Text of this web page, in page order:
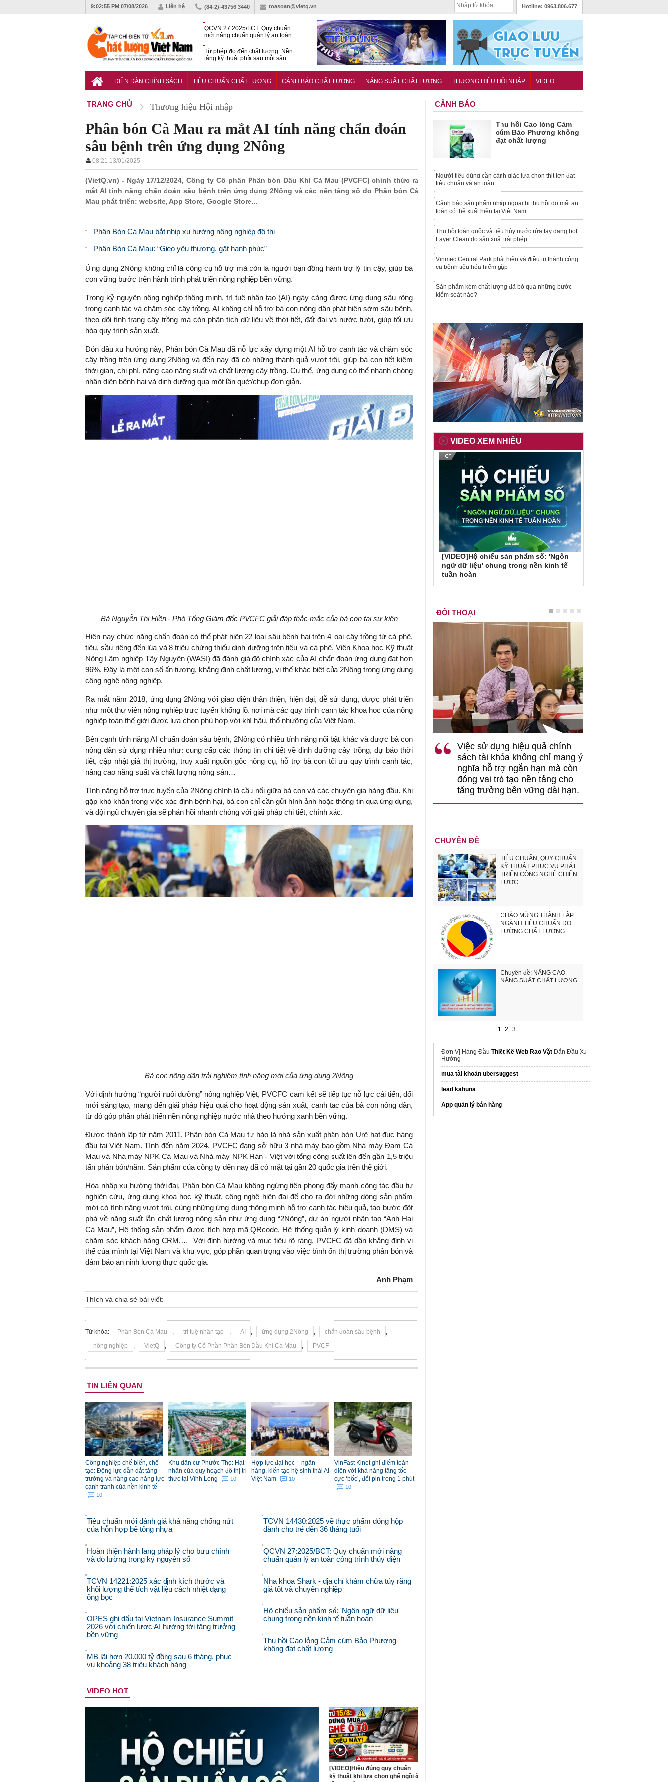
9:02:56 PM 07/08/2026 Liên hệ (84-2)-43756 3440 toasoan@vietq.vn Hotline: 0963.806.677
QCVN 27:2025/BCT: Quy chuẩn
mới nâng chuẩn quản lý an toàn
Từ phép đo đến chất lượng: Nền
tảng kỹ thuật phía sau mỗi sản
của quy hoạch đô thị tri thức tại
DIỄN ĐÀN CHÍNH SÁCH TIÊU CHUẨN CHẤT LƯỢNG CẢNH BÁO CHẤT LƯỢNG NĂNG SUẤT CHẤT LƯỢNG THƯƠNG HIỆU HỘI NHẬP VIDEO
TRANG CHỦ Thương hiệu Hội nhập
Phân bón Cà Mau ra mắt AI tính năng chẩn đoán
sâu bệnh trên ứng dụng 2Nông
08:21 13/01/2025
(VietQ.vn) - Ngày 17/12/2024, Công ty Cổ phần Phân bón Dầu Khí Cà Mau (PVCFC) chính thức ra
mắt AI tính năng chẩn đoán sâu bệnh trên ứng dụng 2Nông và các nền tảng số do Phân bón Cà
Mau phát triển: website, App Store, Google Store...
Phân Bón Cà Mau bắt nhịp xu hướng nông nghiệp đô thị
Phân Bón Cà Mau: “Gieo yêu thương, gặt hạnh phúc”
Ứng dụng 2Nông không chỉ là công cụ hỗ trợ mà còn là người bạn đồng hành trợ lý tin cậy, giúp bà
con vững bước trên hành trình phát triển nông nghiệp bền vững.
Trong kỷ nguyên nông nghiệp thông minh, trí tuệ nhân tạo (AI) ngày càng được ứng dụng sâu rộng
trong canh tác và chăm sóc cây trồng. AI không chỉ hỗ trợ bà con nông dân phát hiện sớm sâu bệnh,
theo dõi tình trạng cây trồng mà còn phân tích dữ liệu về thời tiết, đất đai và nước tưới, giúp tối ưu
hóa quy trình sản xuất.
Đón đầu xu hướng này, Phân bón Cà Mau đã nỗ lực xây dựng một AI hỗ trợ canh tác và chăm sóc
cây trồng trên ứng dụng 2Nông và đến nay đã có những thành quả vượt trội, giúp bà con tiết kiệm
thời gian, chi phí, nâng cao năng suất và chất lượng cây trồng. Cụ thể, ứng dụng có thể nhanh chóng
nhận diện bệnh hại và dinh dưỡng qua một lần quét/chụp đơn giản.
Bà Nguyễn Thị Hiền - Phó Tổng Giám đốc PVCFC giải đáp thắc mắc của bà con tại sự kiện
Hiện nay chức năng chẩn đoán có thể phát hiện 22 loại sâu bệnh hại trên 4 loại cây trồng từ cà phê,
tiêu, sầu riêng đến lúa và 8 triệu chứng thiếu dinh dưỡng trên tiêu và cà phê. Viện Khoa học Kỹ thuật
Nông Lâm nghiệp Tây Nguyên (WASI) đã đánh giá độ chính xác của AI chẩn đoán ứng dụng đạt hơn
96%. Đây là một con số ấn tượng, khẳng định chất lượng, vị thế khác biệt của 2Nông trong ứng dụng
công nghệ nông nghiệp.
Ra mắt năm 2018, ứng dụng 2Nông với giao diện thân thiện, hiện đại, dễ sử dụng, được phát triển
như một thư viện nông nghiệp trực tuyến khổng lồ, nơi mà các quy trình canh tác khoa học của nông
nghiệp toàn thế giới được lựa chọn phù hợp với khí hậu, thổ nhưỡng của Việt Nam.
Bên cạnh tính năng AI chuẩn đoán sâu bệnh, 2Nông có nhiều tính năng nổi bật khác và được bà con
nông dân sử dụng nhiều như: cung cấp các thông tin chi tiết về dinh dưỡng cây trồng, dự báo thời
tiết, cập nhật giá thị trường, truy xuất nguồn gốc nông cụ, hỗ trợ bà con tối ưu quy trình canh tác,
nâng cao năng suất và chất lượng nông sản…
Tính năng hỗ trợ trực tuyến của 2Nông chính là cầu nối giữa bà con và các chuyên gia hàng đầu. Khi
gặp khó khăn trong việc xác định bệnh hại, bà con chỉ cần gửi hình ảnh hoặc thông tin qua ứng dụng,
và đội ngũ chuyên gia sẽ phản hồi nhanh chóng với giải pháp chi tiết, chính xác.
Bà con nông dân trải nghiệm tính năng mới của ứng dụng 2Nông
Với định hướng “người nuôi dưỡng” nông nghiệp Việt, PVCFC cam kết sẽ tiếp tục nỗ lực cải tiến, đổi
mới sáng tạo, mang đến giải pháp hiệu quả cho hoạt động sản xuất, canh tác của bà con nông dân,
từ đó góp phần phát triển nền nông nghiệp nước nhà theo hướng xanh bền vững.
Được thành lập từ năm 2011, Phân bón Cà Mau tự hào là nhà sản xuất phân bón Urê hạt đục hàng
đầu tại Việt Nam. Tính đến năm 2024, PVCFC đang sở hữu 3 nhà máy bao gồm Nhà máy Đạm Cà
Mau và Nhà máy NPK Cà Mau và Nhà máy NPK Hàn - Việt với tổng công suất lên đến gần 1,5 triệu
tấn phân bón/năm. Sản phẩm của công ty đến nay đã có mặt tại gần 20 quốc gia trên thế giới.
Hòa nhập xu hướng thời đại, Phân bón Cà Mau không ngừng tiên phong đẩy mạnh công tác đầu tư
nghiên cứu, ứng dụng khoa học kỹ thuật, công nghệ hiện đại để cho ra đời những dòng sản phẩm
mới có tính năng vượt trội, cùng những ứng dụng thông minh hỗ trợ canh tác hiệu quả, tạo bước đột
phá về năng suất lẫn chất lượng nông sản như ứng dụng “2Nông”, dự án người nhân tạo “Anh Hai
Cà Mau”, Hệ thống sản phẩm được tích hợp mã QRcode, Hệ thống quản lý kinh doanh (DMS) và
chăm sóc khách hàng CRM,… Với định hướng và mục tiêu rõ ràng, PVCFC đã dần khẳng định vị
thế của mình tại Việt Nam và khu vực, góp phần quan trọng vào việc bình ổn thị trường phân bón và
đảm bảo an ninh lương thực quốc gia.
Anh Phạm
Thích và chia sẻ bài viết:
Từ khóa: Phân Bón Cà Mau , trí tuệ nhân tạo , AI , ứng dụng 2Nông , chẩn đoán sâu bệnh ,
nông nghiệp , VietQ , Công ty Cổ Phần Phân Bón Dầu Khí Cà Mau , PVCF
TIN LIÊN QUAN
Công nghiệp chế biến, chế
tạo: Động lực dẫn dắt tăng
trưởng và nâng cao năng lực
cạnh tranh của nền kinh tế
10
Khu dân cư Phước Thọ: Hạt
nhân của quy hoạch đô thị tri
thức tại Vĩnh Long
10
Hợp lực đại học – ngân
hàng, kiến tạo hệ sinh thái AI
Việt Nam
10
VinFast Kinet ghi điểm toàn
diện với khả năng tăng tốc
cực ‘bốc’, đổi pin trong 1 phút
10
Tiêu chuẩn mới đánh giá khả năng chống nứt
của hỗn hợp bê tông nhựa
Hoàn thiện hành lang pháp lý cho bưu chính
và đo lường trong kỷ nguyên số
TCVN 14221:2025 xác định kích thước và
khối lượng thể tích vật liệu cách nhiệt dạng
ống bọc
OPES ghi dấu tại Vietnam Insurance Summit
2026 với chiến lược AI hướng tới tăng trưởng
bền vững
MB lãi hơn 20.000 tỷ đồng sau 6 tháng, phục
vụ khoảng 38 triệu khách hàng
TCVN 14430:2025 về thực phẩm đóng hộp
dành cho trẻ đến 36 tháng tuổi
QCVN 27:2025/BCT: Quy chuẩn mới nâng
chuẩn quản lý an toàn công trình thủy điện
Nha khoa Shark - địa chỉ khám chữa tủy răng
giá tốt và chuyên nghiệp
Hộ chiếu sản phẩm số: 'Ngôn ngữ dữ liệu'
chung trong nền kinh tế tuần hoàn
Thu hồi Cao lỏng Cảm cúm Bảo Phương
không đạt chất lượng
VIDEO HOT
[VIDEO]Hiểu đúng quy chuẩn
kỹ thuật khi lựa chọn ghế ngồi ô
CẢNH BÁO
Thu hồi Cao lỏng Cảm
cúm Bảo Phương không
đạt chất lượng
Người tiêu dùng cần cảnh giác lựa chọn thịt lợn đạt
tiêu chuẩn và an toàn
Cảnh báo sản phẩm nhập ngoại bị thu hồi do mất an
toàn có thể xuất hiện tại Việt Nam
Thu hồi toàn quốc và tiêu hủy nước rửa tay dạng bọt
Layer Clean do sản xuất trái phép
Vinmec Central Park phát hiện và điều trị thành công
ca bệnh tiêu hóa hiếm gặp
Sản phẩm kém chất lượng đã bỏ qua những bước
kiểm soát nào?
VIDEO XEM NHIỀU
[VIDEO]Hộ chiếu sản phẩm số: 'Ngôn
ngữ dữ liệu' chung trong nền kinh tế
tuần hoàn
ĐỐI THOẠI
TS. Nguyễn Đức Độ - Phó Viện trưởng
Viện Kinh tế Tài chính
"Có rất nhiều việc phải làm
ngay từ bây giờ và trên thực tế
đang được tiến hành như tăng
nghệ; ban hành các cơ chế
khuyến khích đổi mới sáng tạo,
khởi nghiệp..."
Việc sử dụng hiệu quả chính
sách tài khóa không chỉ mang ý
nghĩa hỗ trợ ngắn hạn mà còn
đóng vai trò tạo nền tảng cho
tăng trưởng bền vững dài hạn.
TS Phan Đức Hiếu - Chuyên gia kinh tế
"Việc ứng dụng công nghệ số
nhằm tối ưu hóa, nâng cao
hiệu quả hoạt động logistics là
rất có ý nghĩa..."
CHUYÊN ĐỀ
TIÊU CHUẨN, QUY CHUẨN
KỸ THUẬT PHỤC VỤ PHÁT
TRIỂN CÔNG NGHỆ CHIẾN
LƯỢC
CHÀO MỪNG THÀNH LẬP
NGÀNH TIÊU CHUẨN ĐO
LƯỜNG CHẤT LƯỢNG
Chuyên đề: NÂNG CAO
NĂNG SUẤT CHẤT LƯỢNG
1 2 3
Đơn Vị Hàng Đầu Thiết Kế Web Rao Vặt Dẫn Đầu Xu
Hướng
mua tài khoản ubersuggest
lead kahuna
App quản lý bán hàng